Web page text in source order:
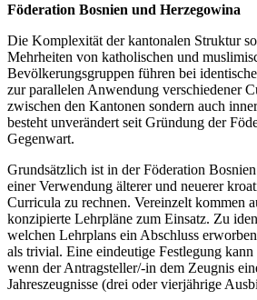
Föderation Bosnien und Herzegowina
Die Komplexität der kantonalen Struktur
Mehrheiten von katholischen und
Bevölkerungsgruppen führen bei
zur parallelen Anwendung verschiedener
zwischen den Kantonen sondern auch
besteht unverändert seit Gründung der
Gegenwart.
Grundsätzlich ist in der Föderation
einer Verwendung älterer und neuerer
Curricula zu rechnen. Vereinzelt kommen
konzipierte Lehrpläne zum Einsatz. Zu
welchen Lehrplans ein Abschluss
als trivial. Eine eindeutige Festlegung
wenn der Antragsteller/-in dem Zeugnis
Jahreszeugnisse (drei oder vierjährige